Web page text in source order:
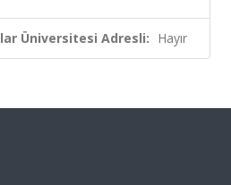
Üniversitesi Adresli: Hayır